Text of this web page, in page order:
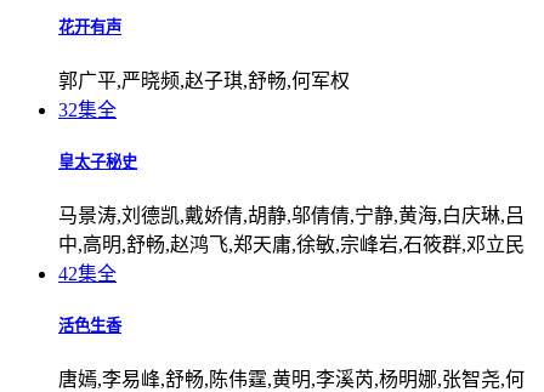
花开有声
郭广平,严晓频,赵子琪,舒畅,何军权
32集全
皇太子秘史
马景涛,刘德凯,戴娇倩,胡静,邬倩倩,宁静,黄海,白庆琳,吕
中,高明,舒畅,赵鸿飞,郑天庸,徐敏,宗峰岩,石筱群,邓立民
42集全
活色生香
唐嫣,李易峰,舒畅,陈伟霆,黄明,李溪芮,杨明娜,张智尧,何